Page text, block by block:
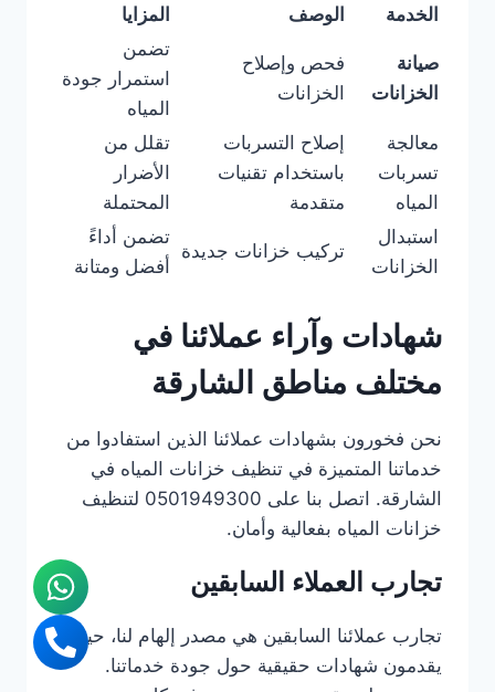
الخدمة الوصف المزايا
صيانة
الخزانات
فحص وإصلاح
الخزانات
تضمن
استمرار جودة
المياه
معالجة
تسربات
المياه
إصلاح التسربات
باستخدام تقنيات
متقدمة
تقلل من
الأضرار
المحتملة
استبدال
الخزانات
تركيب خزانات جديدة
تضمن أداءً
أفضل ومتانة
شهادات وآراء عملائنا في
مختلف مناطق الشارقة
نحن فخورون بشهادات عملائنا الذين استفادوا من
خدماتنا المتميزة في تنظيف خزانات المياه في
الشارقة. اتصل بنا على 0501949300 لتنظيف
خزانات المياه بفعالية وأمان.
تجارب العملاء السابقين
تجارب عملائنا السابقين هي مصدر إلهام لنا، حيث
يقدمون شهادات حقيقية حول جودة خدماتنا.